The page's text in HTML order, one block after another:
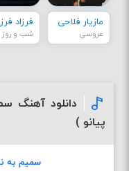
مازیار فلاحی
عروسی
فرزاد
شب و روز
دانلود آهنگ
پیانو )
سمیم به